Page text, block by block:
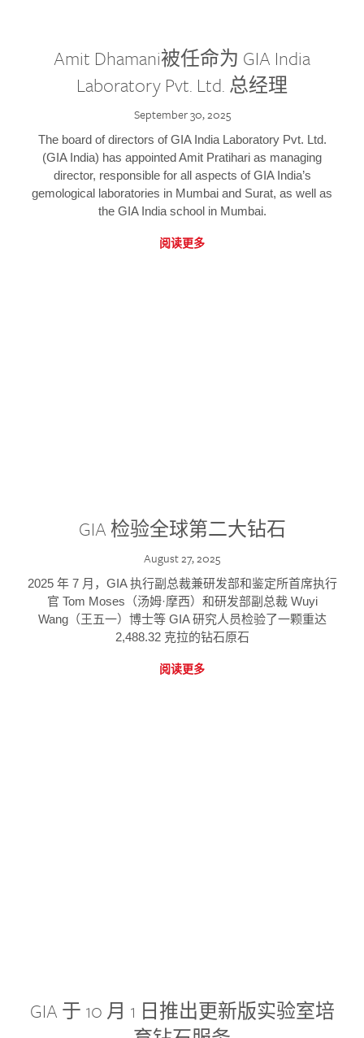
Amit Dhamani被任命为 GIA India
Laboratory Pvt. Ltd. 总经理
September 30, 2025
The board of directors of GIA India Laboratory Pvt. Ltd.
(GIA India) has appointed Amit Pratihari as managing
director, responsible for all aspects of GIA India’s
gemological laboratories in Mumbai and Surat, as well as
the GIA India school in Mumbai.
阅读更多
GIA 检验全球第二大钻石
August 27, 2025
2025 年 7 月，GIA 执行副总裁兼研发部和鉴定所首席执行
官 Tom Moses（汤姆·摩西）和研发部副总裁 Wuyi
Wang（王五一）博士等 GIA 研究人员检验了一颗重达
2,488.32 克拉的钻石原石
阅读更多
GIA 于 10 月 1 日推出更新版实验室培